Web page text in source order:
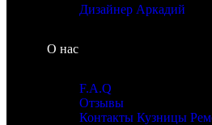
Дизайнер Аркадий
О нас
F.A.Q
Отзывы
Контакты Кузницы